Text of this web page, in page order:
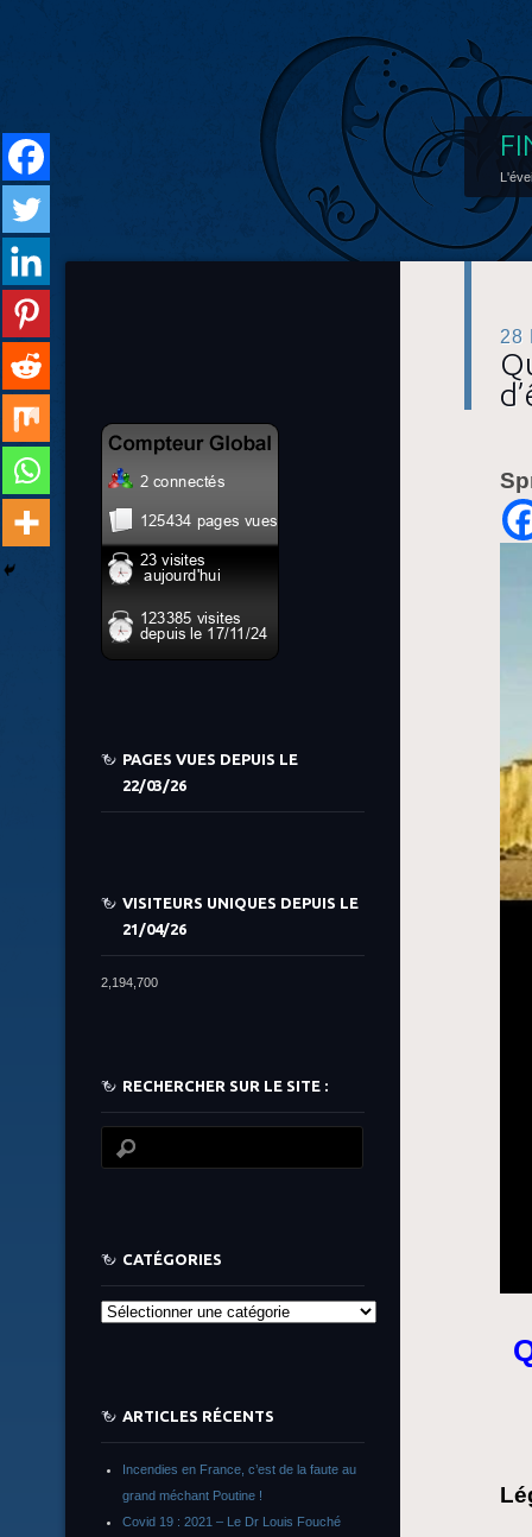
28
PAGES VUES DEPUIS LE
22/03/26
VISITEURS UNIQUES DEPUIS LE
21/04/26
2,194,700
RECHERCHER SUR LE SITE :
CATÉGORIES
Catégories
ARTICLES RÉCENTS
Incendies en France, c’est de la faute au
grand méchant Poutine !
Covid 19 : 2021 – Le Dr Louis Fouché